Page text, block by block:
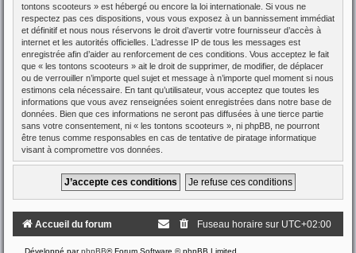
tontons scooteurs » est hébergé ou encore la loi internationale. Si vous ne
respectez pas ces dispositions, vous vous exposez à un bannissement immédiat
et définitif et nous nous réservons le droit d’avertir votre fournisseur d’accès à
internet et les autorités officielles. L’adresse IP de tous les messages est
enregistrée afin d’aider au renforcement de ces conditions. Vous acceptez le fait
que « les tontons scooteurs » ait le droit de supprimer, de modifier, de déplacer
ou de verrouiller n’importe quel sujet et message à n’importe quel moment si nous
estimons cela nécessaire. En tant qu’utilisateur, vous acceptez que toutes les
informations que vous avez renseignées soient enregistrées dans notre base de
données. Bien que ces informations ne seront pas diffusées à une tierce partie
sans votre consentement, ni « les tontons scooteurs », ni phpBB, ne pourront
être tenus comme responsables en cas de tentative de piratage informatique
visant à compromettre vos données.
Accueil du forum Fuseau horaire sur UTC+02:00
Développé parphpBB® Forum Software © phpBB Limited